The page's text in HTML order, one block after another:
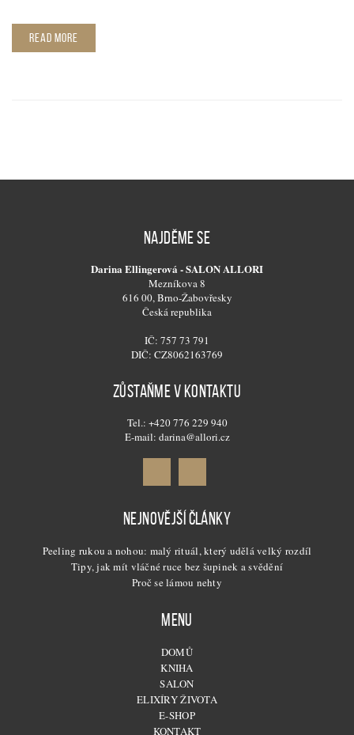
READ MORE
NAJDĚME SE
Darina Ellingerová - SALON ALLORI
Mezníkova 8
616 00, Brno-Žabovřesky
Česká republika
IČ: 757 73 791
DIČ: CZ8062163769
ZŮSTAŇME V KONTAKTU
Tel.: +420 776 229 940
E-mail: darina@allori.cz
NEJNOVĚJŠÍ ČLÁNKY
Peeling rukou a nohou: malý rituál, který udělá velký rozdíl
Tipy, jak mít vláčné ruce bez šupinek a svědění
Proč se lámou nehty
MENU
DOMŮ
KNIHA
SALON
ELIXÍRY ŽIVOTA
E-SHOP
KONTAKT